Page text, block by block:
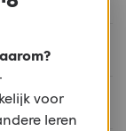
voor
leren